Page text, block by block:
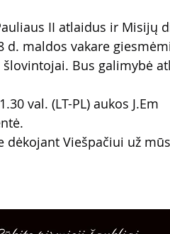
II atlaidus ir Misijų
d. maldos vakare
Bus galimybė
val. (LT-PL) aukos J.Em
dėkojant Viešpačiui už